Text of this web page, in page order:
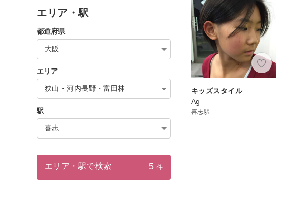
キッズスタイル
Ag
喜志駅
エリア・駅
都道府県
大阪
エリア
狭山・河内長野・富田林
駅
喜志
エリア・駅で検索 5 件